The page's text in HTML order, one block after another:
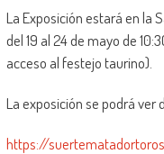
La Exposición estará en la
del 19 al 24 de mayo de
acceso al festejo taurino).
La exposición se podrá ver
https://